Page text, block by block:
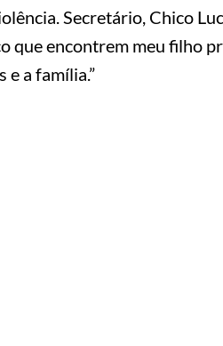
Secretário, Chico
que encontrem meu filho
e a família.”